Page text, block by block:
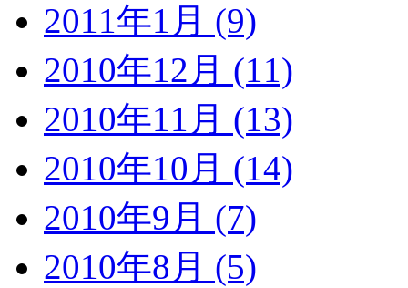
2011年1月 (9)
2010年12月 (11)
2010年11月 (13)
2010年10月 (14)
2010年9月 (7)
2010年8月 (5)